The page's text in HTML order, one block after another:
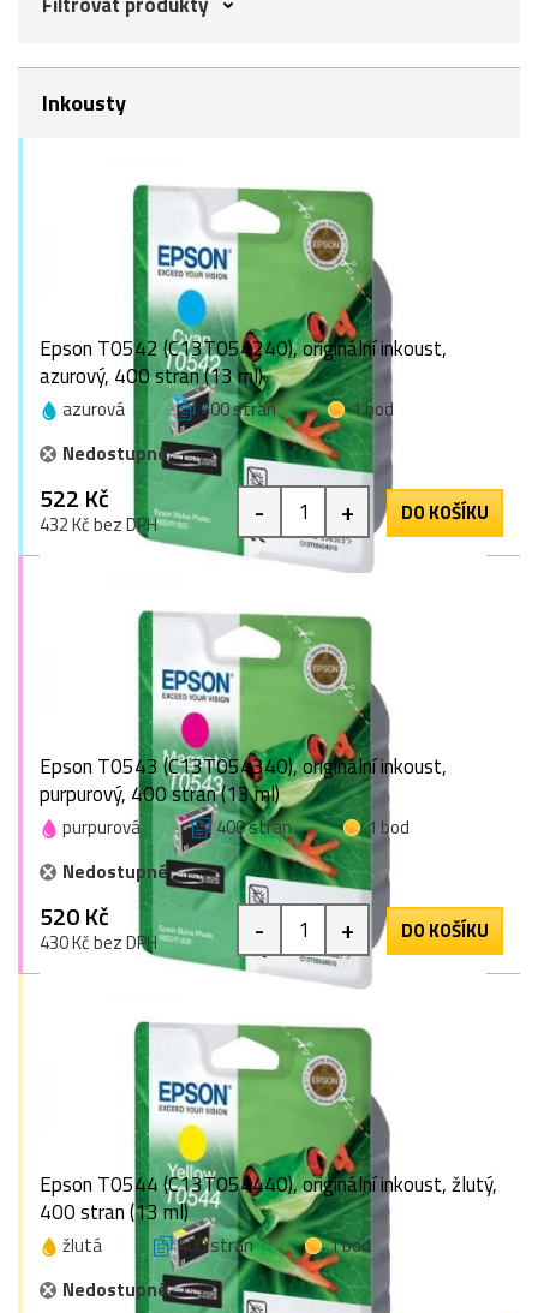
Inkousty
Epson T0542 (C13T054240), originální inkoust,
azurový, 400 stran (13 ml)
azurová 400 stran
1 bod
Nedostupné
522 Kč
432 Kč bez DPH - + DO KOŠÍKU
Epson T0543 (C13T054340), originální inkoust,
purpurový, 400 stran (13 ml)
purpurová 400 stran
1 bod
Nedostupné
520 Kč
430 Kč bez DPH - + DO KOŠÍKU
Epson T0544 (C13T054440), originální inkoust, žlutý,
400 stran (13 ml)
žlutá 400 stran
1 bod
Nedostupné